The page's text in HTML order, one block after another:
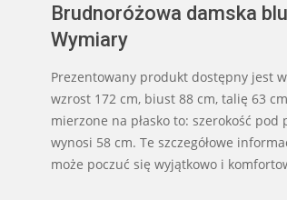
Brudnoróżowa damska
Wymiary
Prezentowany produkt dostępny jest
wzrost 172 cm, biust 88 cm, talię 63
mierzone na płasko to: szerokość pod
wynosi 58 cm. Te szczegółowe
może poczuć się wyjątkowo i